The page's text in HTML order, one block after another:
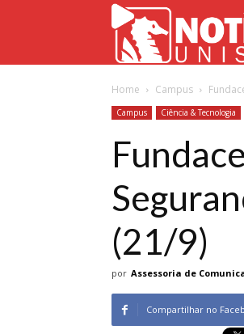
Home Campus
Campus Ciência & Tecnologia
(21/9)
por Assessoria de
Compartilhar no